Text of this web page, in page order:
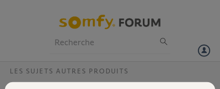
Volet
LES SUJETS AUTRES PRODUITS